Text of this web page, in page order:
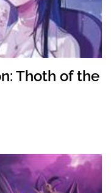
Thoth of the